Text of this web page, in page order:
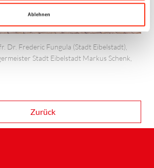
Ablehnen
Dr. Frederic Fungula (Stadt Eibelstadt),
Stadt Eibelstadt Markus Schenk,
Zurück